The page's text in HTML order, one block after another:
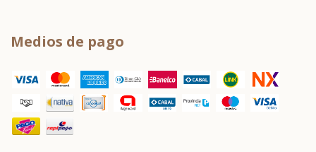
Medios de pago